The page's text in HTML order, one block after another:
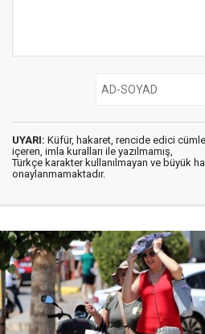
UYARI: Küfür, hakaret, rencide edici
içeren, imla kuralları ile yazılmamış,
Türkçe karakter kullanılmayan ve büyük
onaylanmamaktadır.